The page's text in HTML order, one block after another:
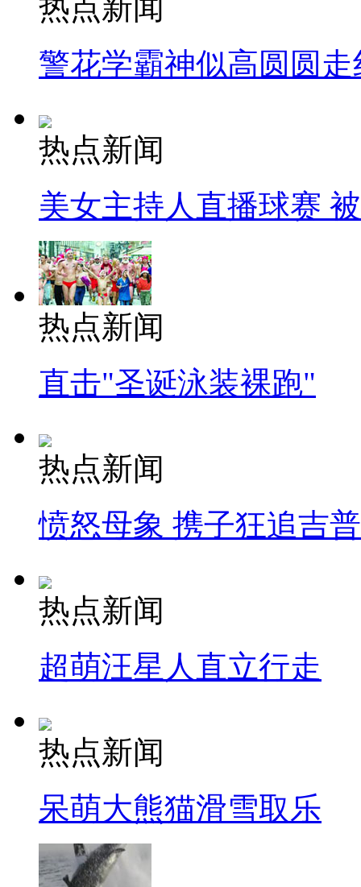
热点新闻
警花学霸神似高圆圆走
热点新闻
美女主持人直播球赛
热点新闻
直击"圣诞泳装裸跑"
热点新闻
愤怒母象 携子狂追吉
热点新闻
超萌汪星人直立行走
热点新闻
呆萌大熊猫滑雪取乐